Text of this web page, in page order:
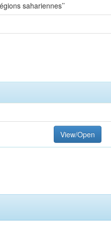
sahariennes’’
View/Open